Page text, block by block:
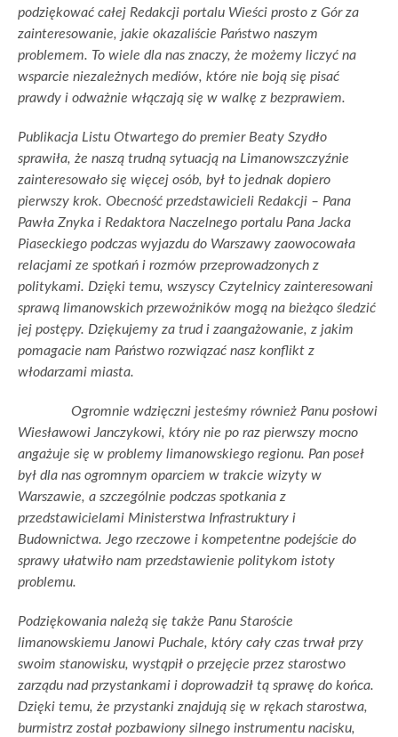
podziękować całej Redakcji portalu Wieści prosto z Gór za
zainteresowanie, jakie okazaliście Państwo naszym
problemem. To wiele dla nas znaczy, że możemy liczyć na
wsparcie niezależnych mediów, które nie boją się pisać
prawdy i odważnie włączają się w walkę z bezprawiem.
Publikacja Listu Otwartego do premier Beaty Szydło
sprawiła, że naszą trudną sytuacją na Limanowszczyźnie
zainteresowało się więcej osób, był to jednak dopiero
pierwszy krok. Obecność przedstawicieli Redakcji – Pana
Pawła Znyka i Redaktora Naczelnego portalu Pana Jacka
Piaseckiego podczas wyjazdu do Warszawy zaowocowała
relacjami ze spotkań i rozmów przeprowadzonych z
politykami. Dzięki temu, wszyscy Czytelnicy zainteresowani
sprawą limanowskich przewoźników mogą na bieżąco śledzić
jej postępy. Dziękujemy za trud i zaangażowanie, z jakim
pomagacie nam Państwo rozwiązać nasz konflikt z
włodarzami miasta.
Ogromnie wdzięczni jesteśmy również Panu posłowi
Wiesławowi Janczykowi, który nie po raz pierwszy mocno
angażuje się w problemy limanowskiego regionu. Pan poseł
był dla nas ogromnym oparciem w trakcie wizyty w
Warszawie, a szczególnie podczas spotkania z
przedstawicielami Ministerstwa Infrastruktury i
Budownictwa. Jego rzeczowe i kompetentne podejście do
sprawy ułatwiło nam przedstawienie politykom istoty
problemu.
Podziękowania należą się także Panu Staroście
limanowskiemu Janowi Puchale, który cały czas trwał przy
swoim stanowisku, wystąpił o przejęcie przez starostwo
zarządu nad przystankami i doprowadził tą sprawę do końca.
Dzięki temu, że przystanki znajdują się w rękach starostwa,
burmistrz został pozbawiony silnego instrumentu nacisku,